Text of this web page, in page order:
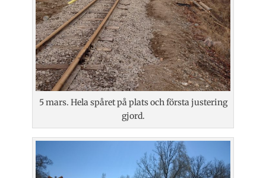
5 mars. Hela spåret på plats och första justering
gjord.